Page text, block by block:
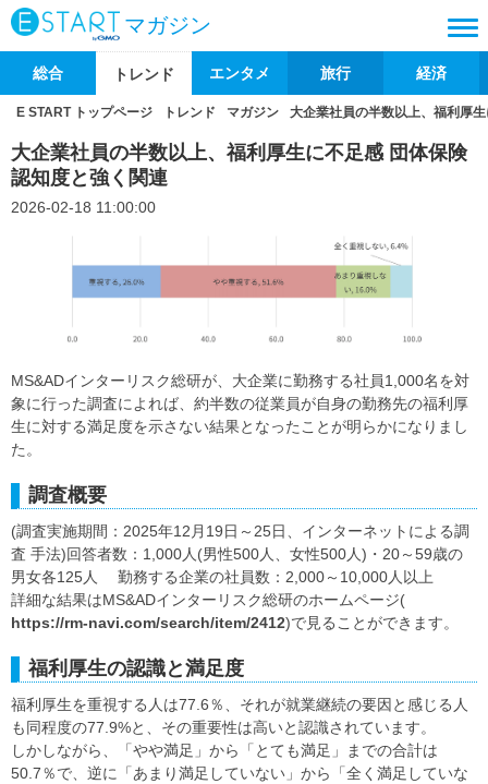
マガジン
総合 トレンド エンタメ 旅行 経済
E START トップページ トレンド マガジン 大企業社員の半数以上、福利厚
大企業社員の半数以上、福利厚生に不足感 団体保険
認知度と強く関連
2026-02-18 11:00:00
MS&ADインターリスク総研が、大企業に勤務する社員1,000名を対
象に行った調査によれば、約半数の従業員が自身の勤務先の福利厚
生に対する満足度を示さない結果となったことが明らかになりまし
た。
調査概要
(調査実施期間：2025年12月19日～25日、インターネットによる調
査 手法)回答者数：1,000人(男性500人、女性500人)・20～59歳の
男女各125人 勤務する企業の社員数：2,000～10,000人以上
詳細な結果はMS&ADインターリスク総研のホームページ(
https://rm-navi.com/search/item/2412)で見ることができます。
福利厚生の認識と満足度
福利厚生を重視する人は77.6％、それが就業継続の要因と感じる人
も同程度の77.9%と、その重要性は高いと認識されています。
しかしながら、「やや満足」から「とても満足」までの合計は
50.7％で、逆に「あまり満足していない」から「全く満足していな